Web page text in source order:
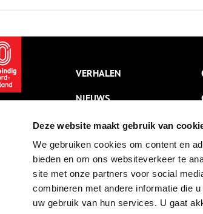
Deze website maakt gebruik van
We gebruiken cookies om content en
bieden en om ons websiteverkeer te
site met onze partners voor social
combineren met andere informatie die
uw gebruik van hun services. U gaat
VERHALEN
NIEUWS
KALENDER
THEMA’S
ACTIVITEITEN
VIDEO’S